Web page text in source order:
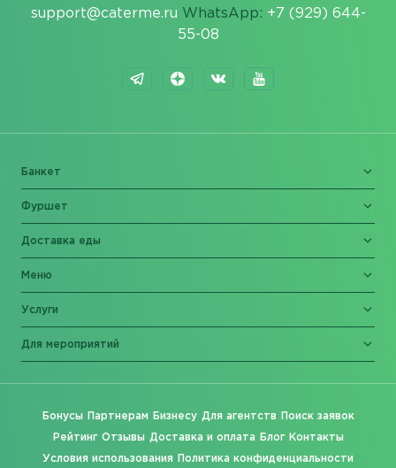
support@caterme.ru WhatsApp: +7 (929) 644-
55-08
Банкет
Фуршет
Доставка еды
Меню
Услуги
Для мероприятий
Бонусы Партнерам Бизнесу Для агентств Поиск заявок
Рейтинг Отзывы Доставка и оплата Блог Контакты
Условия использования Политика конфиденциальности